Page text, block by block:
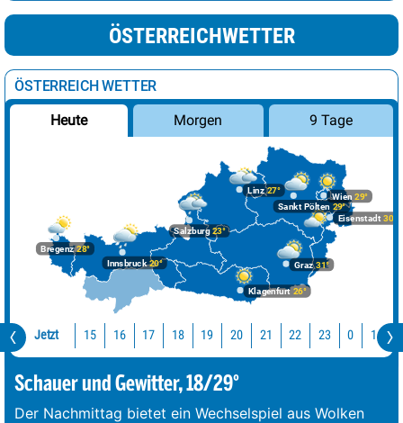
ÖSTERREICHWETTER
ÖSTERREICH WETTER
Heute Morgen 9 Tage
Bregenz28°
Graz31°
Innsbruck20°
Klagenfurt 26°
Linz27°
Salzburg23°
Wien 29°
Eisenstadt 30°
Sankt Pölten 29°
Jetzt 15 16 17 18 19 20 21 22 23 0 1
Schauer und Gewitter, 18/29°
Der Nachmittag bietet ein Wechselspiel aus Wolken